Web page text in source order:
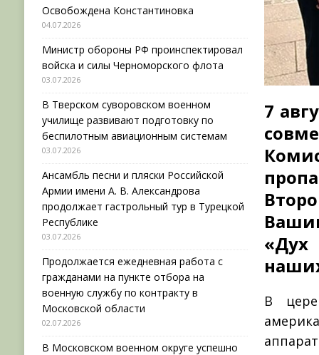
7
В
Освобождена Константиновка
04.07.2026
Министр обороны РФ проинспектировал
войска и силы Черноморского флота
03.07.2026
В Тверском суворовском военном
училище развивают подготовку по
беспилотным авиационным системам
03.07.2026
Ансамбль песни и пляски Российской
Армии имени А. В. Александрова
продолжает гастрольный тур в Турецкой
Республике
03.07.2026
Продолжается ежедневная работа с
гражданами на пункте отбора на
военную службу по контракту в
Московской области
02.07.2026
В Московском военном округе успешно